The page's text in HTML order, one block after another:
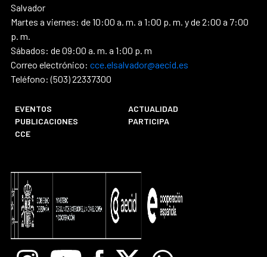
Salvador
Martes a viernes: de 10:00 a. m. a 1:00 p. m. y de 2:00 a 7:00
p. m.
Sábados: de 09:00 a. m. a 1:00 p. m
Correo electrónico: cce.elsalvador@aecid.es
Teléfono: (503) 22337300
EVENTOS
ACTUALIDAD
PUBLICACIONES
PARTICIPA
CCE